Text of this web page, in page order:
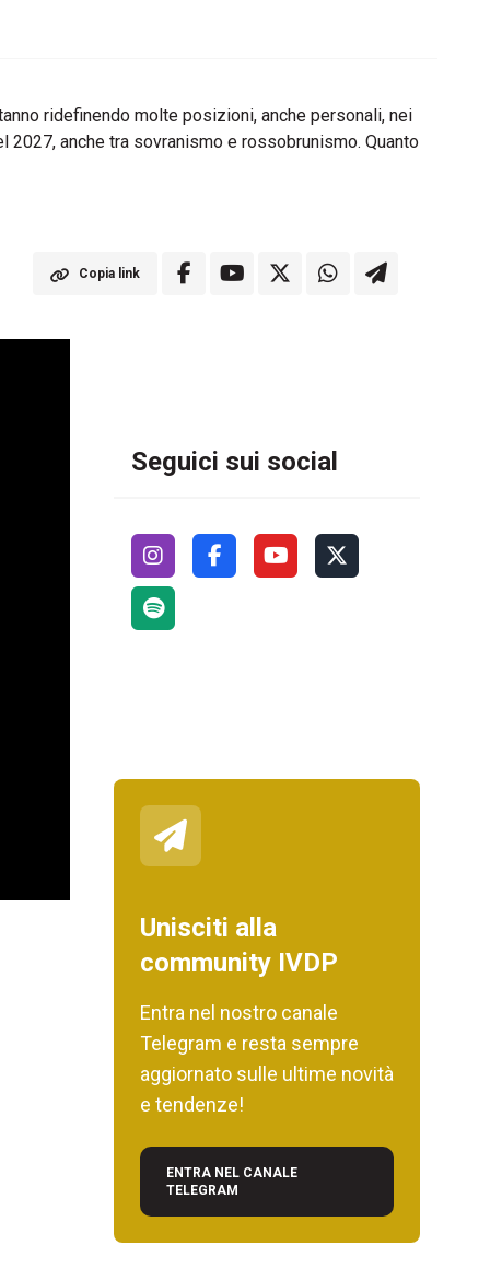
ridefinendo molte posizioni, anche personali, nei
anche tra sovranismo e rossobrunismo. Quanto
Copia link
Seguici sui social
Unisciti alla
community IVDP
Entra nel nostro canale
Telegram e resta sempre
aggiornato sulle ultime novità
e tendenze!
ENTRA NEL CANALE
TELEGRAM